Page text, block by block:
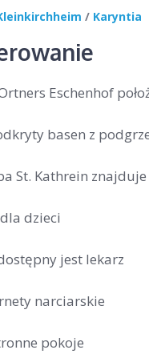
/ Karyntia
Eschenhof
basen z
St. Kathrein
dzieci
jest lekarz
narciarskie
pokoje